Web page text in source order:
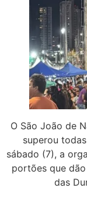
O São João de
superou
sábado (7), a
portões que
das